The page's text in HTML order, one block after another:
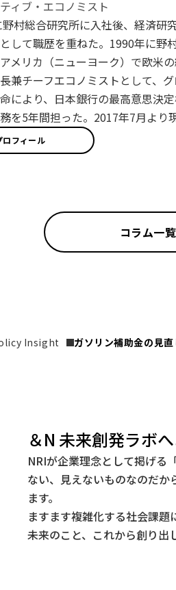
ィブ・エコノミスト
村総合研究所に入社後、経済研
して職歴を重ねた。1990年に野
メリカ（ニューヨーク）で欧米
兼チーフエコノミストとして、
により、日本銀行の最高意思決
を5年間担った。2017年7月より
ロフィール
コラム一覧
Insight ガソリン補助金の見直
＆N 未来創発ラボ
NRIが企業理念として掲げる
ない、見えないものなのだか
ます。
ますます複雑化する社会課題
未来のこと、これから創り出